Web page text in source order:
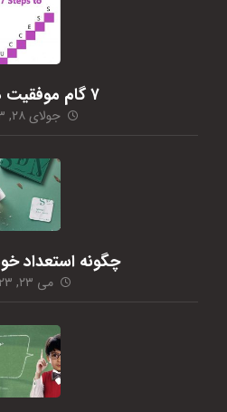
۷ گام موفقیت در کنکور
جولای ۲۸, ۲۰۲۳
چگونه استعداد
می ۲۳, ۲۰۲۳